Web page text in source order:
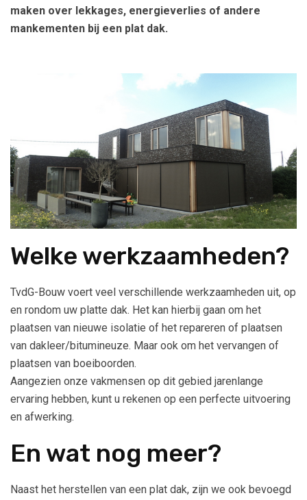
maken over lekkages, energieverlies of andere
mankementen bij een plat dak.
Welke werkzaamheden?
TvdG-Bouw voert veel verschillende werkzaamheden uit, op
en rondom uw platte dak. Het kan hierbij gaan om het
plaatsen van nieuwe isolatie of het repareren of plaatsen
van dakleer/bitumineuze. Maar ook om het vervangen of
plaatsen van boeiboorden.
Aangezien onze vakmensen op dit gebied jarenlange
ervaring hebben, kunt u rekenen op een perfecte uitvoering
en afwerking.
En wat nog meer?
Naast het herstellen van een plat dak, zijn we ook bevoegd